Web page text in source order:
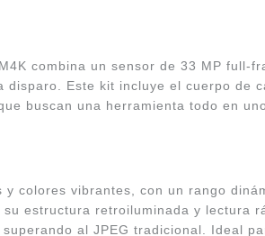
combina un sensor de 33 MP full-
Este kit incluye el cuerpo de
buscan una herramienta todo en
colores vibrantes, con un rango
estructura retroiluminada y lectura
al JPEG tradicional. Ideal